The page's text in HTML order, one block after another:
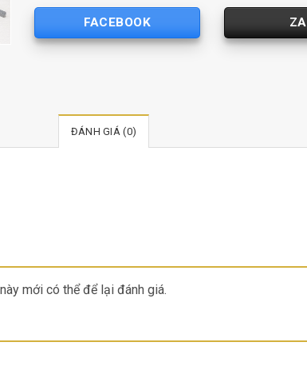
FACEBOOK
ĐÁNH GIÁ (0)
mới có thể để lại đánh giá.